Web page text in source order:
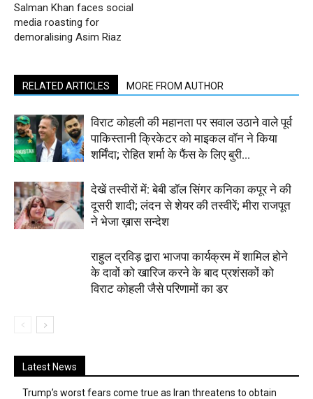
Salman Khan faces social
media roasting for
demoralising Asim Riaz
RELATED ARTICLES MORE FROM AUTHOR
विराट कोहली की महानता पर सवाल उठाने वाले पूर्व
पाकिस्तानी क्रिकेटर को माइकल वॉन ने किया
शर्मिंदा; रोहित शर्मा के फैंस के लिए बुरी...
देखें तस्वीरों में: बेबी डॉल सिंगर कनिका कपूर ने की
दूसरी शादी; लंदन से शेयर की तस्वीरें; मीरा राजपूत
ने भेजा ख़ास सन्देश
राहुल द्रविड़ द्वारा भाजपा कार्यक्रम में शामिल होने
के दावों को खारिज करने के बाद प्रशंसकों को
विराट कोहली जैसे परिणामों का डर
Latest News
Trump’s worst fears come true as Iran threatens to obtain